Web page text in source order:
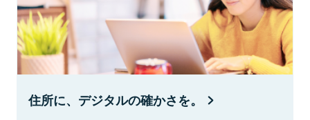
住所に、デジタルの確かさを。